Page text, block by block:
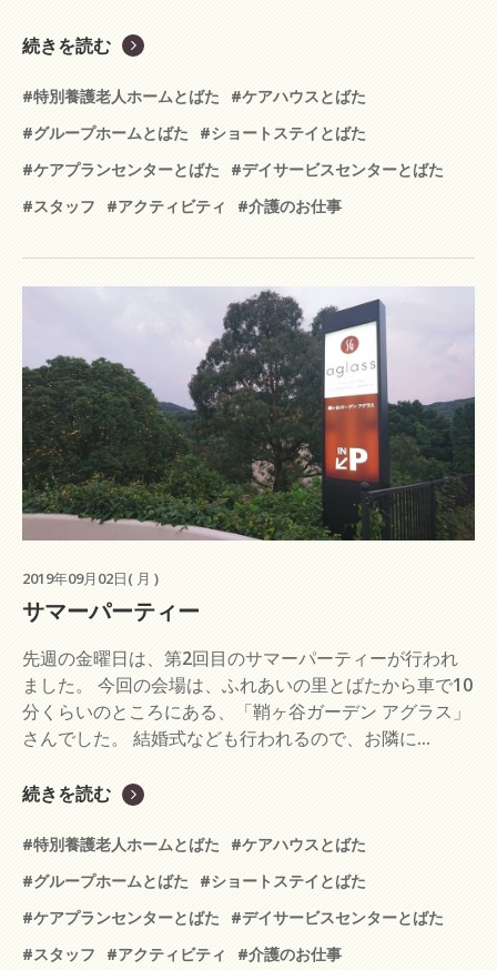
続きを読む
#特別養護老人ホームとばた
#ケアハウスとばた
#グループホームとばた
#ショートステイとばた
#ケアプランセンターとばた
#デイサービスセンターとばた
#スタッフ
#アクティビティ #介護のお仕事
2019年09月02日( 月 )
サマーパーティー
先週の金曜日は、第2回目のサマーパーティーが行われ
ました。 今回の会場は、ふれあいの里とばたから車で10
分くらいのところにある、「鞘ヶ谷ガーデン アグラス」
さんでした。 結婚式なども行われるので、お隣に...
続きを読む
#特別養護老人ホームとばた
#ケアハウスとばた
#グループホームとばた
#ショートステイとばた
#ケアプランセンターとばた
#デイサービスセンターとばた
#スタッフ
#アクティビティ #介護のお仕事